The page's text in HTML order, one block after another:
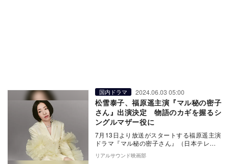
国内ドラマ 2024.06.03 05:00
松雪泰子、福原遥主演『マル秘の密子
さん』出演決定 物語のカギを握るシ
ングルマザー役に
7月13日より放送がスタートする福原遥主演
ドラマ『マル秘の密子さん』（日本テレビ
系）に、松雪泰子が出演することが決定し
た。 …
リアルサウンド映画部